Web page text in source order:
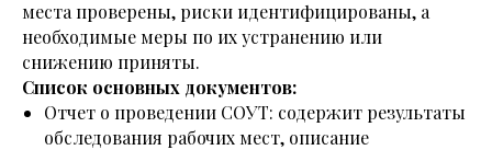
места проверены, риски идентифицированы, а
необходимые меры по их устранению или
снижению приняты.
Список основных документов:
Отчет о проведении СОУТ: содержит результаты
обследования рабочих мест, описание